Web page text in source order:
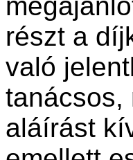
részt a
való
tanácsos,
aláírást